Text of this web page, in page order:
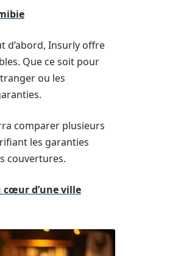
d’abord, Insurly offre
Que ce soit pour
ou les
comparer plusieurs
les garanties
couvertures.
cœur d’une ville